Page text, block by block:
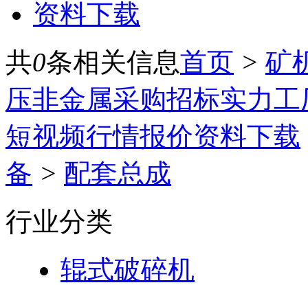
资料下载
共0条相关信息首页 > 矿
压非金属采购招标实力工
短视频行情报价资料下载
备 > 配套总成
行业分类
辊式破碎机